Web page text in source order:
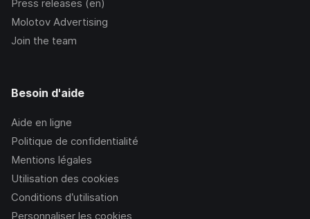
Press releases (en)
Molotov Advertising
Join the team
Besoin d'aide
Aide en ligne
Politique de confidentialité
Mentions légales
Utilisation des cookies
Conditions d’utilisation
Personnaliser les cookies